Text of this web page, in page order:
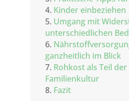
4. Kinder einbeziehen
5. Umgang mit
unterschiedlichen
6.
ganzheitlich im Blick
7. Rohkost als Teil der
Familienkultur
8. Fazit